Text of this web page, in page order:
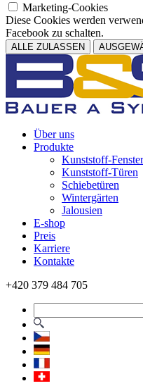
Marketing-Cookies
Diese Cookies werden
Facebook zu schalten.
ALLE ZULASSEN
Über uns
Produkte
Kunststoff-Fenster
Kunststoff-Türen
Schiebetüren
Wintergärten
Jalousien
E-shop
Preis
Karriere
Kontakte
+420 379 484 705